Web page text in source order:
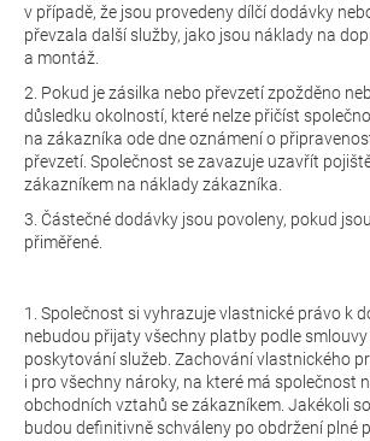
v případě, že jsou provedeny dílčí dodávky
převzala další služby, jako jsou náklady na
a montáž.
2. Pokud je zásilka nebo převzetí zpožděno
důsledku okolností, které nelze přičíst
na zákazníka ode dne oznámení o
převzetí. Společnost se zavazuje uzavřít
zákazníkem na náklady zákazníka.
3. Částečné dodávky jsou povoleny, pokud
přiměřené.
1. Společnost si vyhrazuje vlastnické právo k
nebudou přijaty všechny platby podle
poskytování služeb. Zachování vlastnického
i pro všechny nároky, na které má společnost
obchodních vztahů se zákazníkem. Jakékoli
budou definitivně schváleny po obdržení plné